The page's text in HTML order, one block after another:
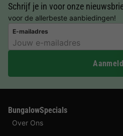
Schrijf je in voor onze
voor de allerbeste aanbiedingen!
E-mailadres
BungalowSpecials
Over Ons